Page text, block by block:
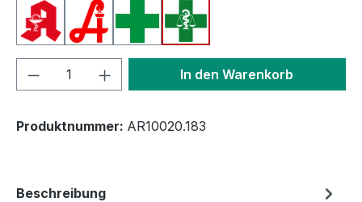
Apotheken A (Deutschland)
Apotheken A (Österreich)
Apothekenkreuz (International)
Apothekenkreuz (Schweiz)
Produkt Anzahl: Gib denIn den Warenkorb
Produktnummer: AR10020.183
Beschreibung